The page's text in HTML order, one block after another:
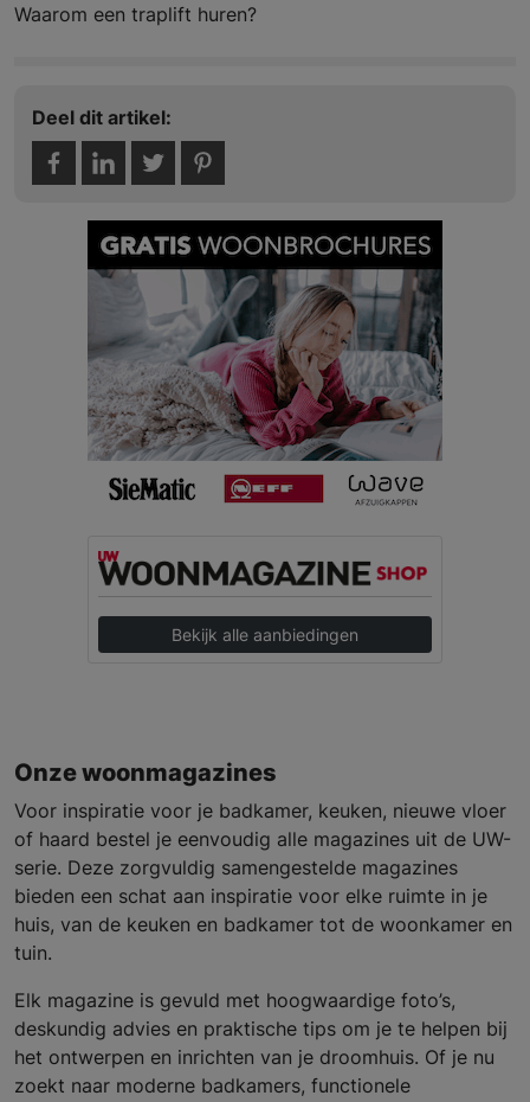
Waarom een traplift huren?
Deel dit artikel:
Bekijk alle aanbiedingen
Onze woonmagazines
Voor inspiratie voor je badkamer, keuken, nieuwe vloer
of haard bestel je eenvoudig alle magazines uit de UW-
serie. Deze zorgvuldig samengestelde magazines
bieden een schat aan inspiratie voor elke ruimte in je
huis, van de keuken en badkamer tot de woonkamer en
tuin.
Elk magazine is gevuld met hoogwaardige foto’s,
deskundig advies en praktische tips om je te helpen bij
het ontwerpen en inrichten van je droomhuis. Of je nu
zoekt naar moderne badkamers, functionele